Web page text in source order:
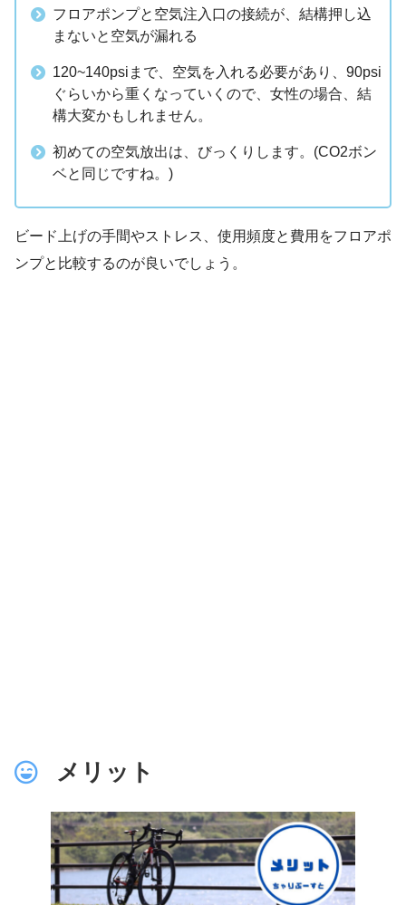
フロアポンプと空気注入口の接続が、結構押し込
まないと空気が漏れる
120~140psiまで、空気を入れる必要があり、90psi
ぐらいから重くなっていくので、女性の場合、結
構大変かもしれません。
初めての空気放出は、びっくりします。(CO2ボン
ベと同じですね。)
ビード上げの手間やストレス、使用頻度と費用をフロアポ
ンプと比較するのが良いでしょう。
メリット